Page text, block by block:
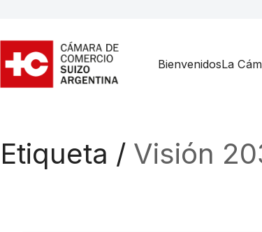
BienvenidosLa
Etiqueta / Visión